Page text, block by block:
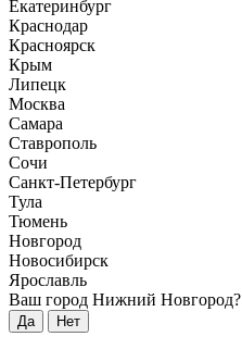
Екатеринбург
Краснодар
Красноярск
Крым
Липецк
Москва
Самара
Ставрополь
Сочи
Санкт-Петербург
Тула
Тюмень
Новгород
Новосибирск
Ярославль
Ваш город Нижний Новгород?
Да Нет